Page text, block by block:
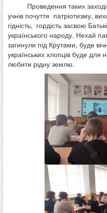
Проведення таких
учнів почуття патріотизму,
гідність, гордість засвою
українського народу. Нехай
загинули під Крутами, буде
українських хлопців буде для
любити рідну землю.